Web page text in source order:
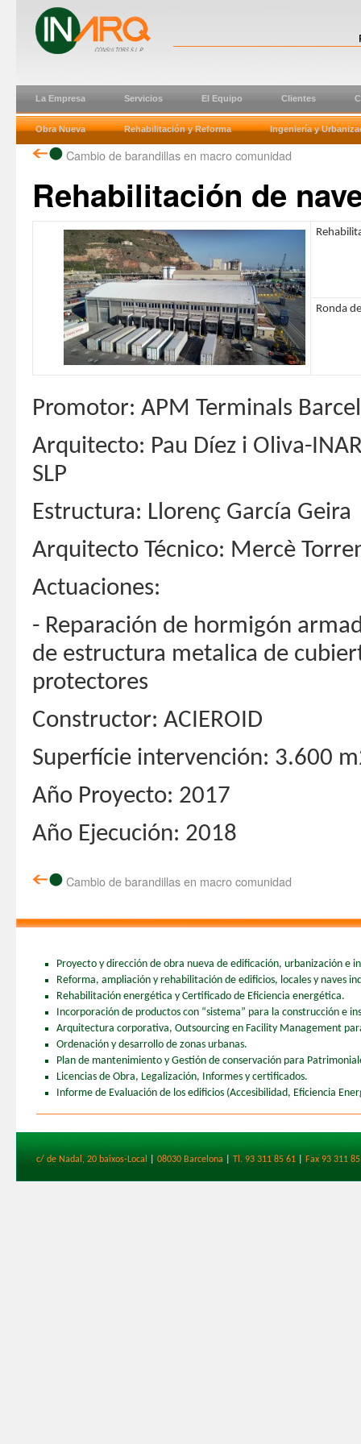
La Empresa Servicios El Equipo Clientes
Obra Nueva Rehabilitación y Reforma Ingeniería y
Cambio de barandillas en macro comunidad
Rehabilitación de
Ronda
Promotor: APM Terminals
Arquitecto: Pau Díez i Oliva-
SLP
Estructura: Llorenç García Geira
Arquitecto Técnico: Mercè
Actuaciones:
- Reparación de hormigón
de estructura metalica de
protectores
Constructor: ACIEROID
Superfície intervención: 3.600
Año Proyecto: 2017
Año Ejecución: 2018
Cambio de barandillas en macro comunidad
Proyecto y dirección de obra nueva de edificación, urbanización e
Reforma, ampliación y rehabilitación de edificios, locales y naves
Rehabilitación energética y Certificado de Eficiencia energética.
Incorporación de productos con “sistema” para la construcción e
Arquitectura corporativa, Outsourcing en Facility Management
Ordenación y desarrollo de zonas urbanas.
Plan de mantenimiento y Gestión de conservación para
Licencias de Obra, Legalización, Informes y certificados.
Informe de Evaluación de los edificios (Accesibilidad, Eficiencia
c/ de Nadal, 20 baixos-Local 08030 Barcelona Tl. 93 311 85 61 Fax 93 311